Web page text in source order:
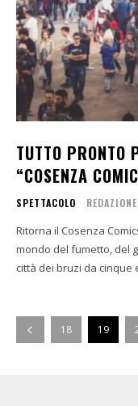
TUTTO PRONTO
“COSENZA
SPETTACOLO
Ritorna il Cosenza
mondo del fumetto, del
città dei bruzi da cinque
18 19